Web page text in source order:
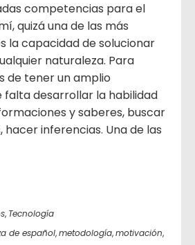
competencias para el
quizá una de las más
la capacidad de solucionar
naturaleza. Para
de tener un amplio
desarrollar la habilidad
y saberes, buscar
hacer inferencias. Una de las
, Tecnología
de español,metodología,motivación,